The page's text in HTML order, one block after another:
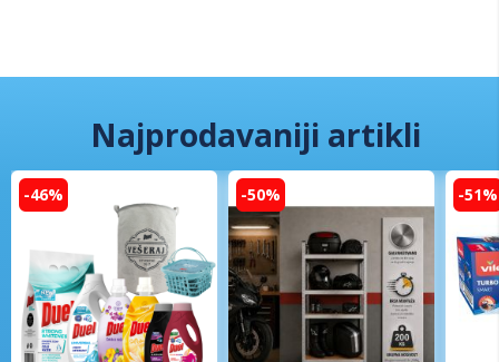
Najprodavaniji artikli
-46% -50% -51%